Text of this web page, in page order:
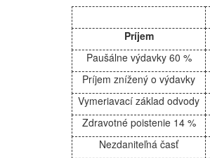
Príjem
Paušálne výdavky 60 %
Príjem znížený o výdavky
Vymeriavací základ odvody
Zdravotné poistenie 14 %
Nezdaniteľná časť